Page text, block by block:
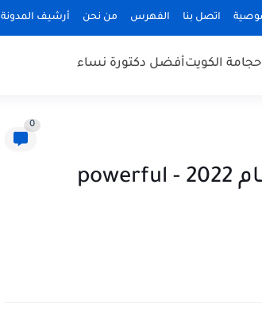
اتصل بنا الفهرس من نحن أرشيف المدونة
حجامة الكويتأفضل دكتورة نساء
0
تعرف على أقوى 10 جيوش في العالم لعام 2022 - powerful